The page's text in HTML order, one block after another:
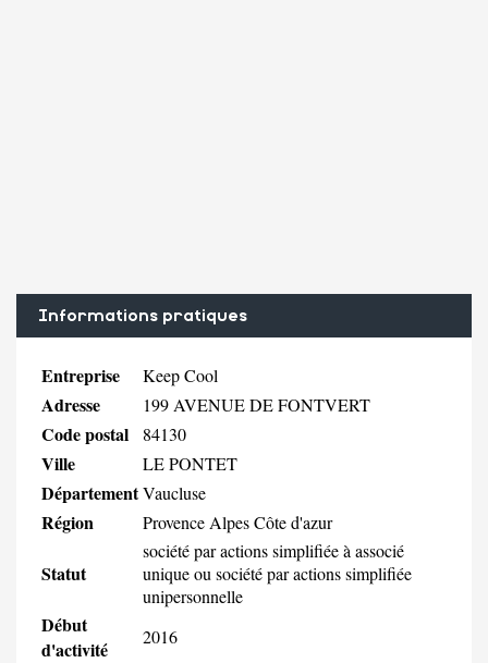
Informations pratiques
Entreprise Keep Cool
Adresse 199 AVENUE DE FONTVERT
Code postal 84130
Ville LE PONTET
DépartementVaucluse
Région Provence Alpes Côte d'azur
Statut
société par actions simplifiée à associé
unique ou société par actions simplifiée
unipersonnelle
Début
d'activité
2016